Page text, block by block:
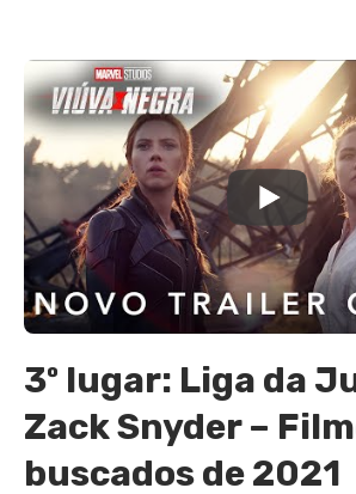
3º lugar: Liga da
Zack Snyder –
buscados de 2021